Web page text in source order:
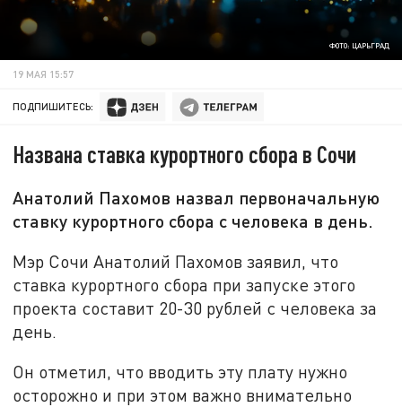
ФОТО: ЦАРЬГРАД
19 МАЯ 15:57
ПОДПИШИТЕСЬ:
Названа ставка курортного сбора в Сочи
Анатолий Пахомов назвал первоначальную
ставку курортного сбора с человека в день.
Мэр Сочи Анатолий Пахомов заявил, что
ставка курортного сбора при запуске этого
проекта составит 20-30 рублей с человека за
день.
Он отметил, что вводить эту плату нужно
осторожно и при этом важно внимательно